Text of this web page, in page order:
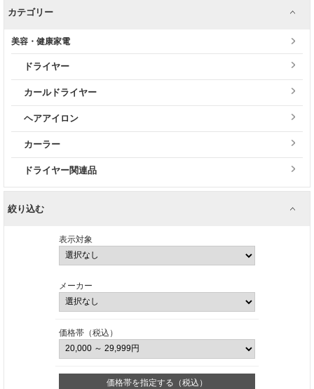
カテゴリー
美容・健康家電
ドライヤー
カールドライヤー
ヘアアイロン
カーラー
ドライヤー関連品
絞り込む
表示対象
メーカー
価格帯（税込）
価格帯を指定する（税込）